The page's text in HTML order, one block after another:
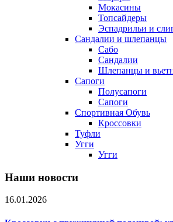
Мокасины
Топсайдеры
Эспадрильи и
Сандалии и шлепанцы
Сабо
Сандалии
Шлепанцы и
Сапоги
Полусапоги
Сапоги
Спортивная Обувь
Кроссовки
Туфли
Угги
Угги
Наши новости
16.01.2026